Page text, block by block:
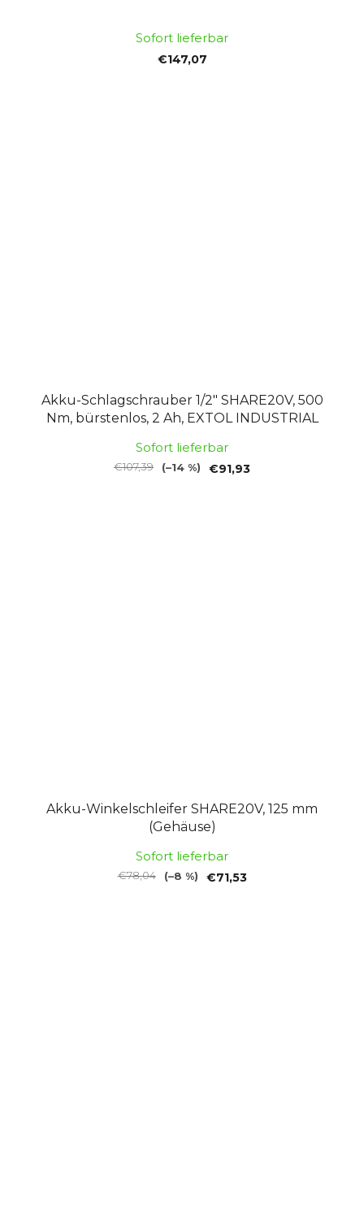
Sofort lieferbar
€147,07
Akku-Schlagschrauber 1/2" SHARE20V, 500
Nm, bürstenlos, 2 Ah, EXTOL INDUSTRIAL
Sofort lieferbar
€91,93
€107,39 (–14 %)
Akku-Winkelschleifer SHARE20V, 125 mm
(Gehäuse)
Sofort lieferbar
€71,53
€78,04 (–8 %)